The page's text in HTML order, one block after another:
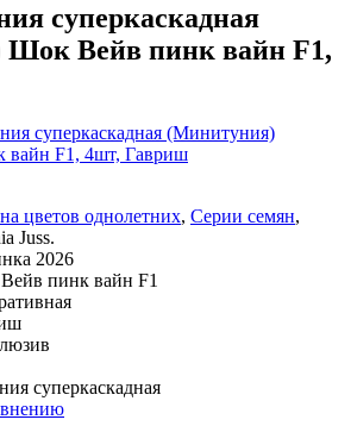
суперкаскадная
Вейв пинк вайн F1,
цветов однолетних, Серии семян,
Juss.
2026
пинк вайн F1
суперкаскадная